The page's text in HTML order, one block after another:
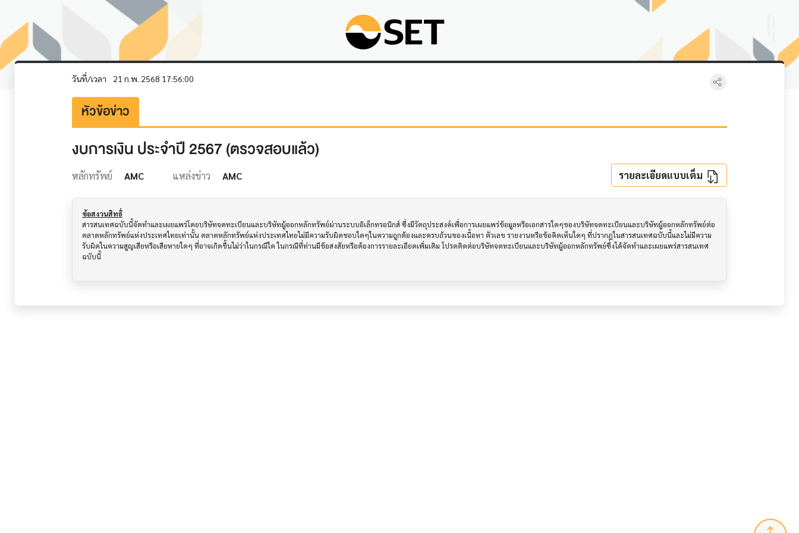
วันที่/เวลา 21 ก.พ. 2568 17:56:00
หัวข้อข่าว
งบการเงิน ประจำปี 2567 (ตรวจสอบแล้ว)
หลักทรัพย์ AMC แหล่งข่าว AMC รายละเอียดแบบเต็ม
ข้อสงวนสิทธิ์
สารสนเทศฉบับนี้จัดทำและเผยแพร่โดยบริษัทจดทะเบียนและบริษัทผู้ออกหลักทรัพย์ผ่านระบบอิเล็กทรอนิกส์ ซึ่งมีวัตถุประสงค์เพื่อการเผยแพร่ข้อมูลหรือเอกสารใดๆของบริษัทจดทะเบียนและบริษัทผู้ออกหลักทรัพย์ต่อ
ตลาดหลักทรัพย์แห่งประเทศไทยเท่านั้น ตลาดหลักทรัพย์แห่งประเทศไทยไม่มีความรับผิดชอบใดๆในความถูกต้องและครบถ้วนของเนื้อหา ตัวเลข รายงานหรือข้อคิดเห็นใดๆ ที่ปรากฎในสารสนเทศฉบับนี้และไม่มีความ
รับผิดในความสูญเสียหรือเสียหายใดๆ ที่อาจเกิดขึ้นไม่ว่าในกรณีใด ในกรณีที่ท่านมีข้อสงสัยหรือต้องการรายละเอียดเพิ่มเติม โปรดติดต่อบริษัทจดทะเบียนและบริษัทผู้ออกหลักทรัพย์ซึ่งได้จัดทำและเผยแพร่สารสนเทศ
ฉบับนี้